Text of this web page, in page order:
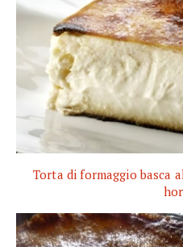
Torta di formaggio basca